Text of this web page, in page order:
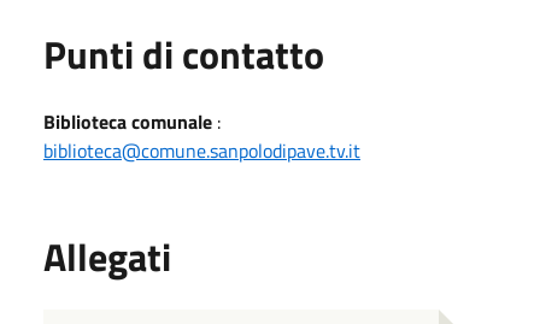
Punti di contatto
Biblioteca comunale :
biblioteca@comune.sanpolodipave.tv.it
Allegati